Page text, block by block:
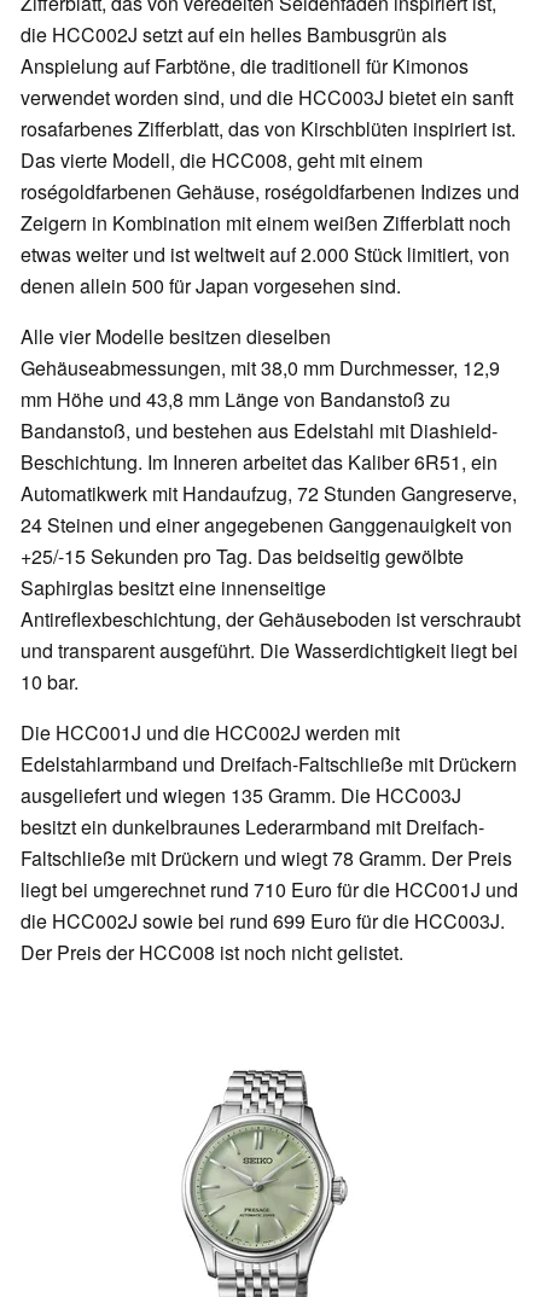
die HCC002J setzt auf ein helles Bambusgrün als
Anspielung auf Farbtöne, die traditionell für Kimonos
verwendet worden sind, und die HCC003J bietet ein sanft
rosafarbenes Zifferblatt, das von Kirschblüten inspiriert ist.
Das vierte Modell, die HCC008, geht mit einem
roségoldfarbenen Gehäuse, roségoldfarbenen Indizes und
Zeigern in Kombination mit einem weißen Zifferblatt noch
etwas weiter und ist weltweit auf 2.000 Stück limitiert, von
denen allein 500 für Japan vorgesehen sind.
Alle vier Modelle besitzen dieselben
Gehäuseabmessungen, mit 38,0 mm Durchmesser, 12,9
mm Höhe und 43,8 mm Länge von Bandanstoß zu
Bandanstoß, und bestehen aus Edelstahl mit Diashield-
Beschichtung. Im Inneren arbeitet das Kaliber 6R51, ein
Automatikwerk mit Handaufzug, 72 Stunden Gangreserve,
24 Steinen und einer angegebenen Ganggenauigkeit von
+25/-15 Sekunden pro Tag. Das beidseitig gewölbte
Saphirglas besitzt eine innenseitige
Antireflexbeschichtung, der Gehäuseboden ist verschraubt
und transparent ausgeführt. Die Wasserdichtigkeit liegt bei
10 bar.
Die HCC001J und die HCC002J werden mit
Edelstahlarmband und Dreifach-Faltschließe mit Drückern
ausgeliefert und wiegen 135 Gramm. Die HCC003J
besitzt ein dunkelbraunes Lederarmband mit Dreifach-
Faltschließe mit Drückern und wiegt 78 Gramm. Der Preis
liegt bei umgerechnet rund 710 Euro für die HCC001J und
die HCC002J sowie bei rund 699 Euro für die HCC003J.
Der Preis der HCC008 ist noch nicht gelistet.